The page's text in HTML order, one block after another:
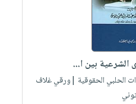
الشرعية بين ا...
الحلبي الحقوقية |ورقي غلاف